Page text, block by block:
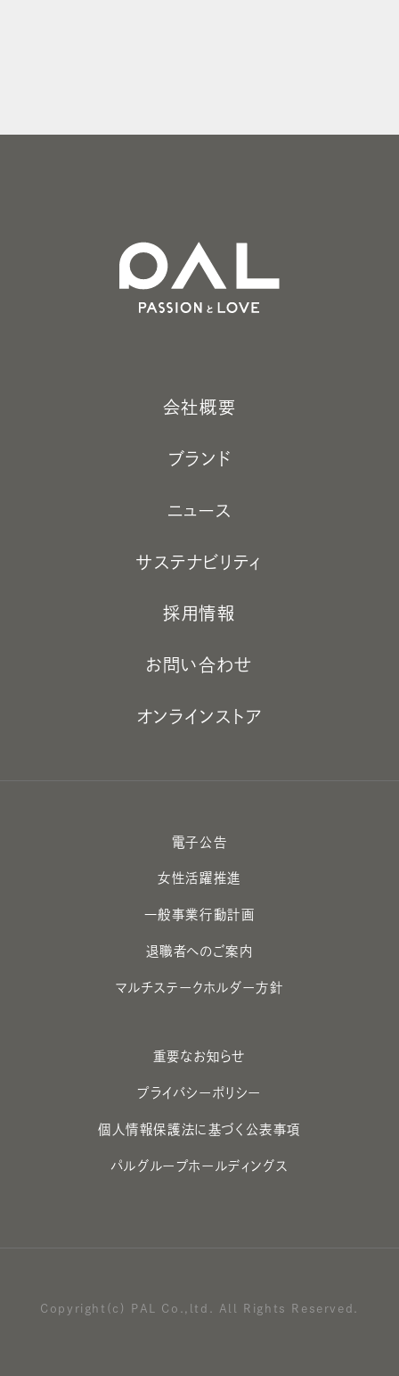
会社概要
ブランド
ニュース
サステナビリティ
採用情報
お問い合わせ
オンラインストア
電子公告
女性活躍推進
一般事業行動計画
退職者へのご案内
マルチステークホルダー方針
重要なお知らせ
プライバシーポリシー
個人情報保護法に基づく公表事項
パルグループホールディングス
Copyright(c) PAL Co.,ltd. All Rights Reserved.